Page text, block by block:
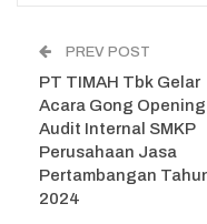
PREV POST
PT TIMAH Tbk Gelar
Acara Gong Opening
Audit Internal SMKP
Perusahaan Jasa
Pertambangan
2024